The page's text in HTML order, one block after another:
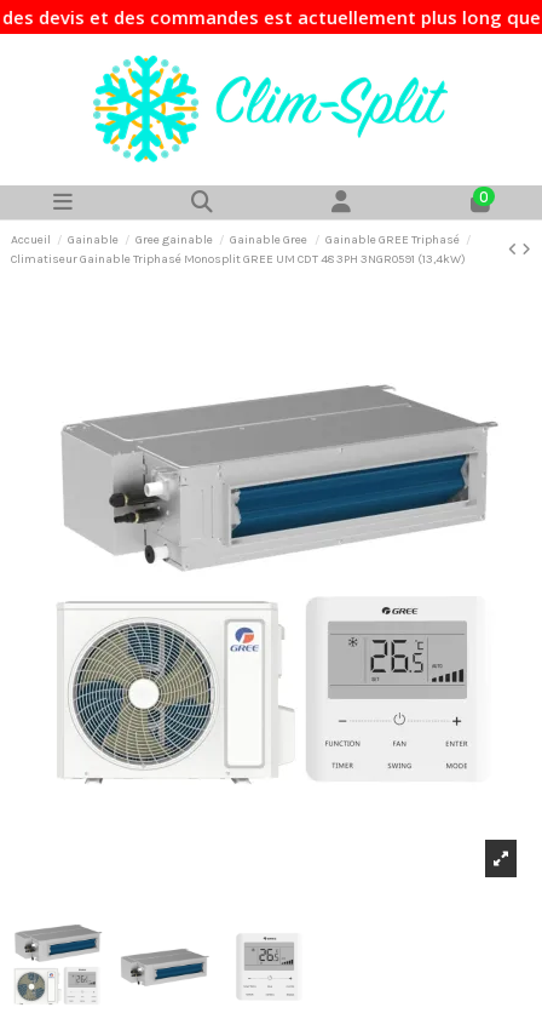
des commandes est actuellement plus long que
0
Accueil Gainable Gree gainable Gainable Gree
Gainable GREE Triphasé
Climatiseur Gainable Triphasé Monosplit GREE UM CDT 48 3PH 3NGR0591 (13,4kW)